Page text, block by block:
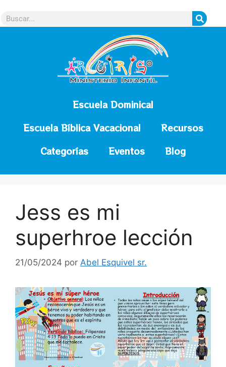
Escuela Dominical
Escuela Bíblica Vacacional
Recursos
Categorías
Eventos Blog
Jess es mi
superhroe lección
21/05/2024 por Abel Esquivel sr.